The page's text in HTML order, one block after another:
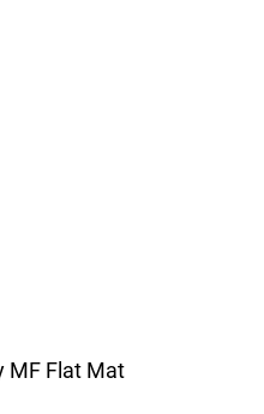
MF Flat Mat